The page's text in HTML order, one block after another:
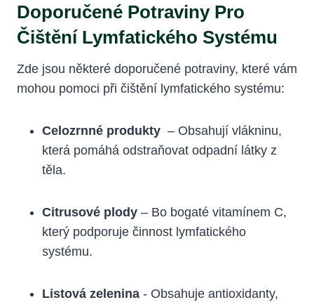
Doporučené Potraviny Pro
Čištění Lymfatického Systému
Zde‌ jsou některé doporučené potraviny, které vám‌
mohou ​pomoci⁣ při čištění lymfatického systému:
Celozrnné produkty ‌ – ‍Obsahují ⁣vlákninu,
která pomáhá⁤ odstraňovat odpadní látky z
‍těla.
Citrusové‍ plody – Bo ‍bogaté vitamínem⁤ C,
který podporuje činnost lymfatického⁤
systému.
Listová zelenina ​- Obsahuje antioxidanty,​